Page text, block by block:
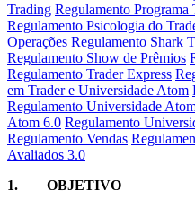
Trading Regulamento
Regulamento Psicologia do
Operações Regulamento Shark
Regulamento Show de Prêmios
Regulamento Trader Express
em Trader e Universidade Atom
Regulamento Universidade
Atom 6.0 Regulamento
Regulamento Vendas
Avaliados 3.0
1. OBJETIVO